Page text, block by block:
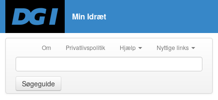
Min Idræt
Om Privatlivspolitik Hjælp Nyttige links
Søgeguide